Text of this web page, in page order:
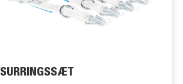
SURRINGSSÆT